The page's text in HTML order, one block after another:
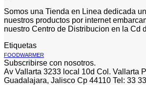
Somos una Tienda en Linea dedicada
nuestros productos por internet
nuestro Centro de Distribucion en la Cd
Etiquetas
FOODWARMER
Subscribirse con nosotros.
Av Vallarta 3233 local 10d Col. Vallarta
Guadalajara, Jalisco Cp 44110 Tel: 33